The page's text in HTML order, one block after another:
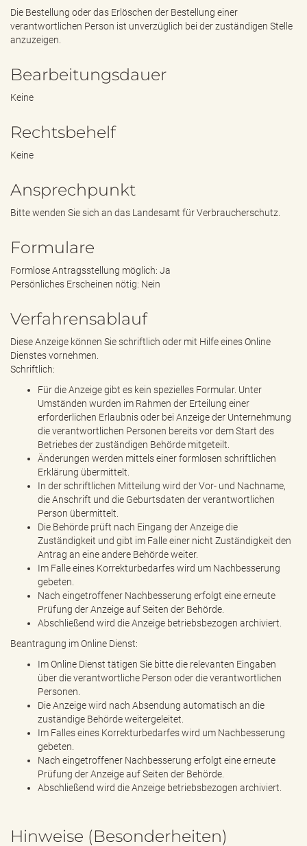
Die Bestellung oder das Erlöschen der Bestellung einer
verantwortlichen Person ist unverzüglich bei der zuständigen Stelle
anzuzeigen.
Bearbeitungsdauer
Keine
Rechtsbehelf
Keine
Ansprechpunkt
Bitte wenden Sie sich an das Landesamt für Verbraucherschutz.
Formulare
Formlose Antragsstellung möglich: Ja
Persönliches Erscheinen nötig: Nein
Verfahrensablauf
Diese Anzeige können Sie schriftlich oder mit Hilfe eines Online
Dienstes vornehmen.
Schriftlich:
Für die Anzeige gibt es kein spezielles Formular. Unter
Umständen wurden im Rahmen der Erteilung einer
erforderlichen Erlaubnis oder bei Anzeige der Unternehmung
die verantwortlichen Personen bereits vor dem Start des
Betriebes der zuständigen Behörde mitgeteilt.
Änderungen werden mittels einer formlosen schriftlichen
Erklärung übermittelt.
In der schriftlichen Mitteilung wird der Vor- und Nachname,
die Anschrift und die Geburtsdaten der verantwortlichen
Person übermittelt.
Die Behörde prüft nach Eingang der Anzeige die
Zuständigkeit und gibt im Falle einer nicht Zuständigkeit den
Antrag an eine andere Behörde weiter.
Im Falle eines Korrekturbedarfes wird um Nachbesserung
gebeten.
Nach eingetroffener Nachbesserung erfolgt eine erneute
Prüfung der Anzeige auf Seiten der Behörde.
Abschließend wird die Anzeige betriebsbezogen archiviert.
Beantragung im Online Dienst:
Im Online Dienst tätigen Sie bitte die relevanten Eingaben
über die verantwortliche Person oder die verantwortlichen
Personen.
Die Anzeige wird nach Absendung automatisch an die
zuständige Behörde weitergeleitet.
Im Falles eines Korrekturbedarfes wird um Nachbesserung
gebeten.
Nach eingetroffener Nachbesserung erfolgt eine erneute
Prüfung der Anzeige auf Seiten der Behörde.
Abschließend wird die Anzeige betriebsbezogen archiviert.
Hinweise (Besonderheiten)